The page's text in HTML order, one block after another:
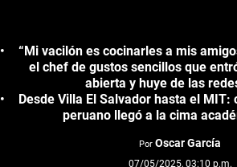
“Mi vacilón es cocinarles a mis
el chef de gustos sencillos que
abierta y huye de las
Desde Villa El Salvador hasta el
peruano llegó a la cima
Por Oscar García
07/05/2025, 03:10 p.m.